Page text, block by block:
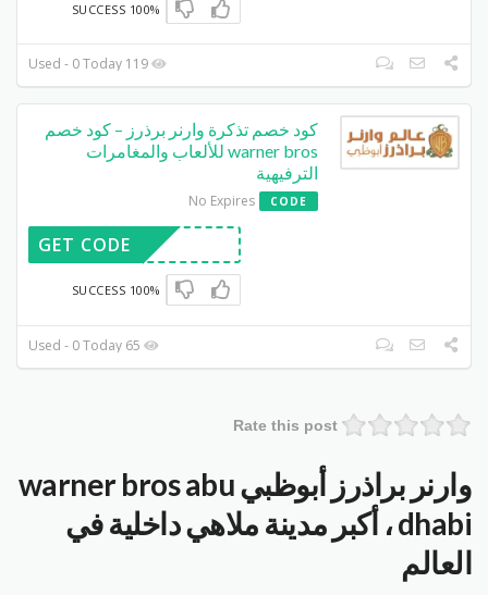
100% SUCCESS
كود خصم تذكرة وارنر برذرز – كود خصم
warner bros للألعاب والمغامرات
الترفيهية
CODE
No Expires
GET CODE
100% SUCCESS
Rate this post
وارنر براذرز أبوظبي warner bros abu
dhabi ، أكبر مدينة ملاهي داخلية في
العالم